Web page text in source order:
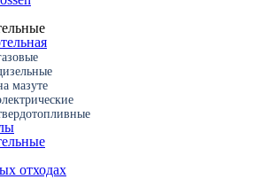
мазуте
отходах